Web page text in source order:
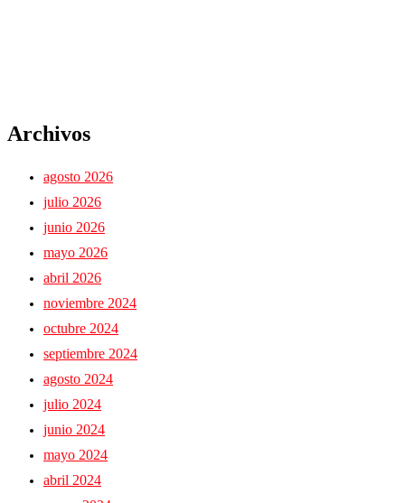
Archivos
agosto 2026
julio 2026
junio 2026
mayo 2026
abril 2026
noviembre 2024
octubre 2024
septiembre 2024
agosto 2024
julio 2024
junio 2024
mayo 2024
abril 2024